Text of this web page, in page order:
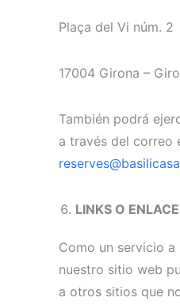
Plaça del Vi núm. 2
17004 Girona –
También podrá
a través del correo
LINKS O
Como un servicio
nuestro sitio web
a otros sitios que